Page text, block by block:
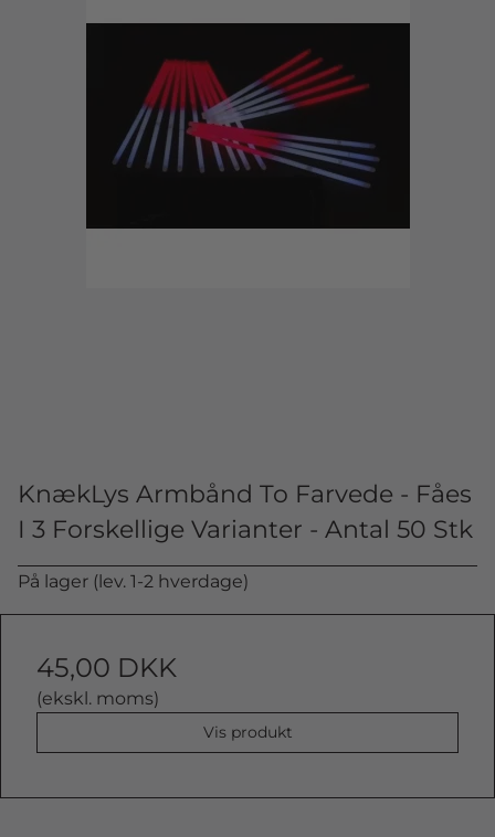
KnækLys Armbånd To Farvede - Fåes
I 3 Forskellige Varianter - Antal 50 Stk
På lager (lev. 1-2 hverdage)
45,00 DKK
(ekskl. moms)
Vis produkt